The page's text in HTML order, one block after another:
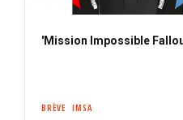
'Mission Impossible
BRÈVE IMSA